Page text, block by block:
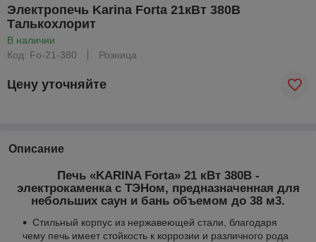
Электропечь Karina Forta 21кВт 380В
Талькохлорит
В наличии
Код: Fo-21-380
Розница
Цену уточняйте
Описание
Печь «KARINA Forta» 21 кВт 380В -
электрокаменка с ТЭНом, предназначенная для
небольших саун и бань объемом до 38 м3.
Стильный корпус из нержавеющей стали, благодаря
чему печь имеет стойкость к коррозии и различного рода